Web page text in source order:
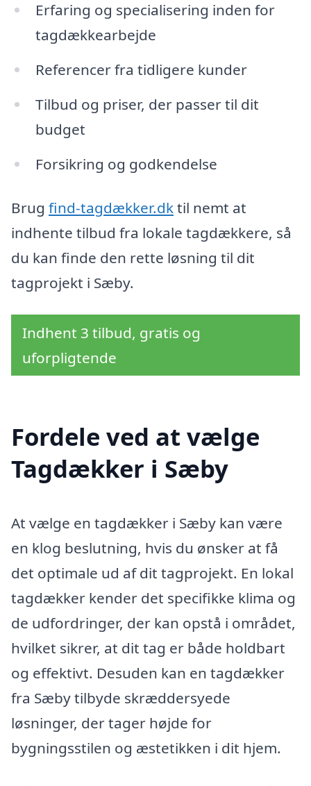
Erfaring og specialisering inden for
tagdækkearbejde
Referencer fra tidligere kunder
Tilbud og priser, der passer til dit
budget
Forsikring og godkendelse
Brug find-tagdækker.dktil nemt at
indhente tilbud fra lokale tagdækkere, så
du kan finde den rette løsning til dit
tagprojekt i Sæby.
Indhent 3 tilbud, gratis og
uforpligtende
Fordele ved at vælge
Tagdækker i Sæby
At vælge en tagdækker i Sæby kan være
en klog beslutning, hvis du ønsker at få
det optimale ud af dit tagprojekt. En lokal
tagdækker kender det specifikke klima og
de udfordringer, der kan opstå i området,
hvilket sikrer, at dit tag er både holdbart
og effektivt. Desuden kan en tagdækker
fra Sæby tilbyde skræddersyede
løsninger, der tager højde for
bygningsstilen og æstetikken i dit hjem.